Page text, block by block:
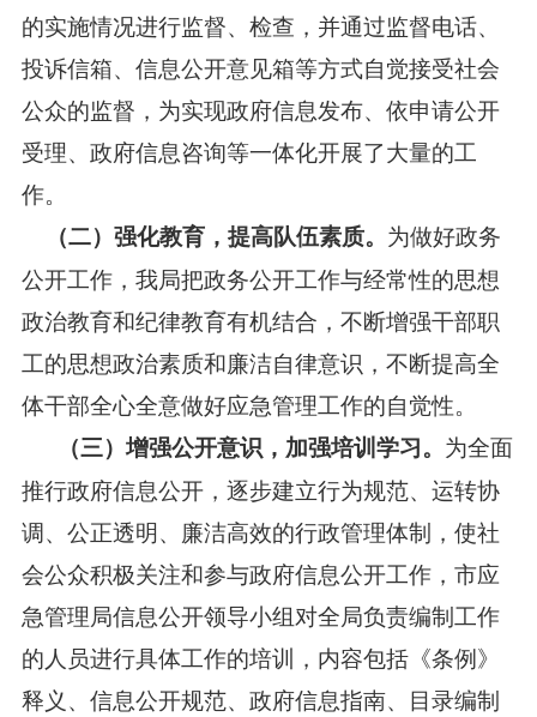
的实施情况进行监督、检查，并通过监督电话、
投诉信箱、信息公开意见箱等方式自觉接受社会
公众的监督，为实现政府信息发布、依申请公开
受理、政府信息咨询等一体化开展了大量的工
作。
（二）强化教育，提高队伍素质。 为做好政务
公开工作，我局把政务公开工作与经常性的思想
政治教育和纪律教育有机结合，不断增强干部职
工的思想政治素质和廉洁自律意识，不断提高全
体干部全心全意做好应急管理工作的自觉性。
（三）增强公开意识，加强培训学习。 为全面
推行政府信息公开，逐步建立行为规范、运转协
调、公正透明、廉洁高效的行政管理体制，使社
会公众积极关注和参与政府信息公开工作，市应
急管理局信息公开领导小组对全局负责编制工作
的人员进行具体工作的培训，内容包括《条例》
释义、信息公开规范、政府信息指南、目录编制